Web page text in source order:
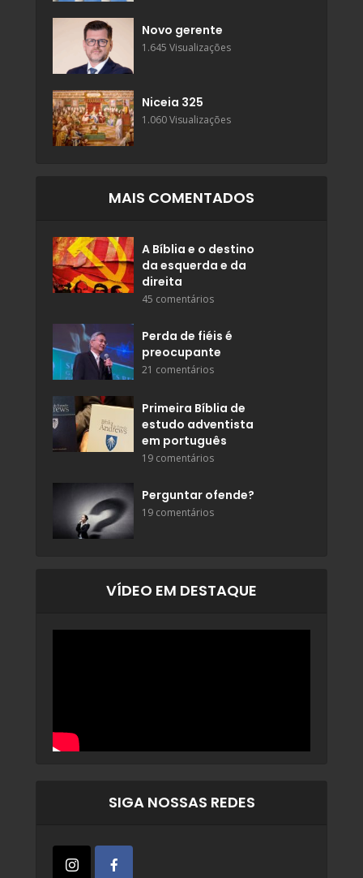
Novo gerente
1.645 Visualizações
Niceia 325
1.060 Visualizações
MAIS COMENTADOS
A Bíblia e o destino
da esquerda e da
direita
45 comentários
Perda de fiéis é
preocupante
21 comentários
Primeira Bíblia de
estudo adventista
em português
19 comentários
Perguntar ofende?
19 comentários
VÍDEO EM DESTAQUE
SIGA NOSSAS REDES